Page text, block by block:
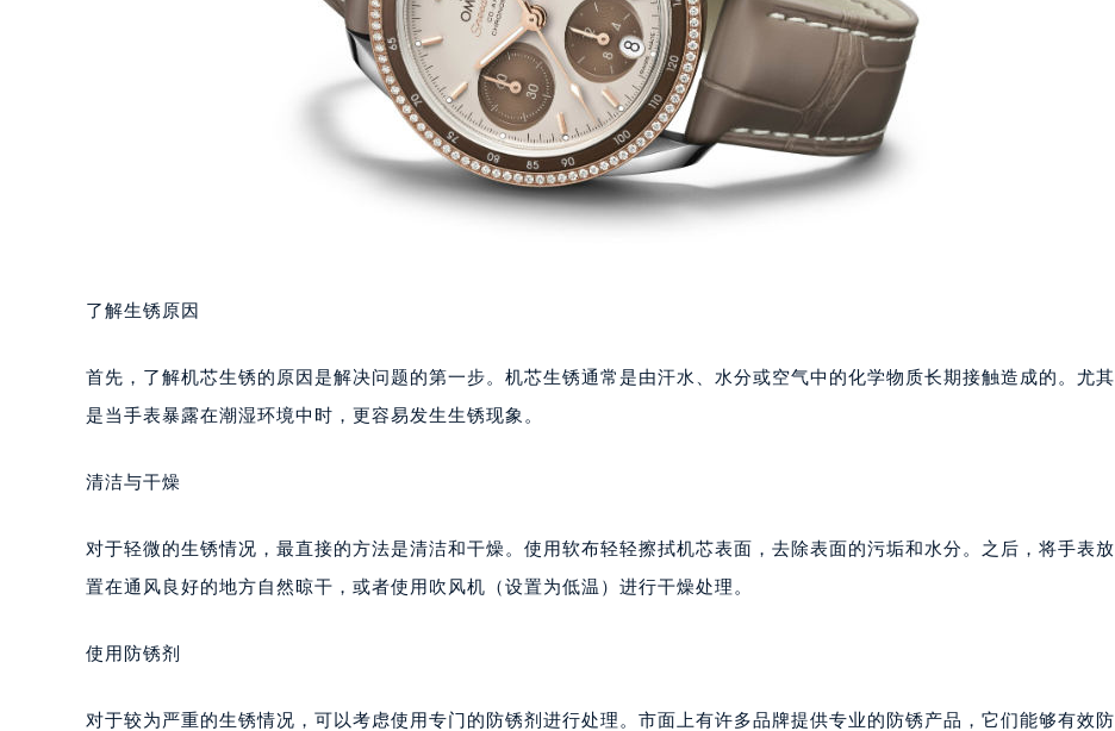
了解生锈原因
首先，了解机芯生锈的原因是解决问题的第一步。机芯生锈通常是由汗水、水分或空气中的化学物质长期接触造成的。尤其
是当手表暴露在潮湿环境中时，更容易发生生锈现象。
清洁与干燥
对于轻微的生锈情况，最直接的方法是清洁和干燥。使用软布轻轻擦拭机芯表面，去除表面的污垢和水分。之后，将手表放
置在通风良好的地方自然晾干，或者使用吹风机（设置为低温）进行干燥处理。
使用防锈剂
对于较为严重的生锈情况，可以考虑使用专门的防锈剂进行处理。市面上有许多品牌提供专业的防锈产品，它们能够有效防